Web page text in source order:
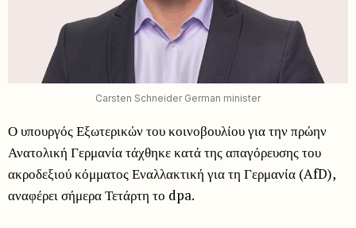
Carsten Schneider German minister
Ο υπουργός Εξωτερικών του κοινοβουλίου για την πρώην
Ανατολική Γερμανία τάχθηκε κατά της απαγόρευσης του
ακροδεξιού κόμματος Εναλλακτική για τη Γερμανία (AfD),
αναφέρει σήμερα Τετάρτη το dpa.